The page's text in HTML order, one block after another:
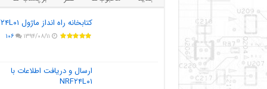
کتابخانه راه انداز ماژول NRF۲۴L۰۱
۱۳۹۴/۰۸/۱۱ ۱۰۶
ارسال و دریافت اطلاعات با
NRF۲۴L۰۱